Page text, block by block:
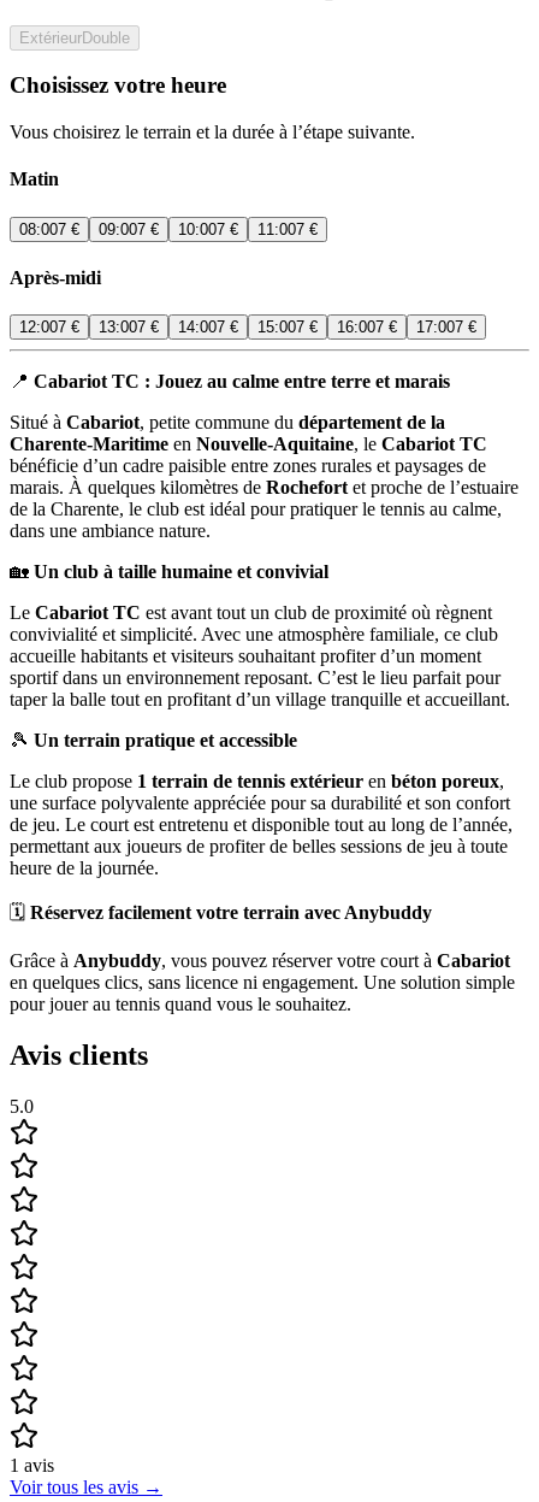
ExtérieurDouble
Choisissez votre heure
Vous choisirez le terrain et la durée à l’étape suivante.
Matin
08:007 € 09:007 € 10:007 € 11:007 €
Après-midi
12:007 € 13:007 € 14:007 € 15:007 € 16:007 € 17:007 €
📍 Cabariot TC : Jouez au calme entre terre et marais
Situé à Cabariot, petite commune du département de la
Charente-Maritime en Nouvelle-Aquitaine, le Cabariot TC
bénéficie d’un cadre paisible entre zones rurales et paysages de
marais. À quelques kilomètres de Rochefort et proche de l’estuaire
de la Charente, le club est idéal pour pratiquer le tennis au calme,
dans une ambiance nature.
🏡 Un club à taille humaine et convivial
Le Cabariot TC est avant tout un club de proximité où règnent
convivialité et simplicité. Avec une atmosphère familiale, ce club
accueille habitants et visiteurs souhaitant profiter d’un moment
sportif dans un environnement reposant. C’est le lieu parfait pour
taper la balle tout en profitant d’un village tranquille et accueillant.
🎾 Un terrain pratique et accessible
Le club propose 1 terrain de tennis extérieur en béton poreux,
une surface polyvalente appréciée pour sa durabilité et son confort
de jeu. Le court est entretenu et disponible tout au long de l’année,
permettant aux joueurs de profiter de belles sessions de jeu à toute
heure de la journée.
🗓️ Réservez facilement votre terrain avec Anybuddy
Grâce à Anybuddy, vous pouvez réserver votre court à Cabariot
en quelques clics, sans licence ni engagement. Une solution simple
pour jouer au tennis quand vous le souhaitez.
Avis clients
5.0
1 avis
Voir tous les avis →